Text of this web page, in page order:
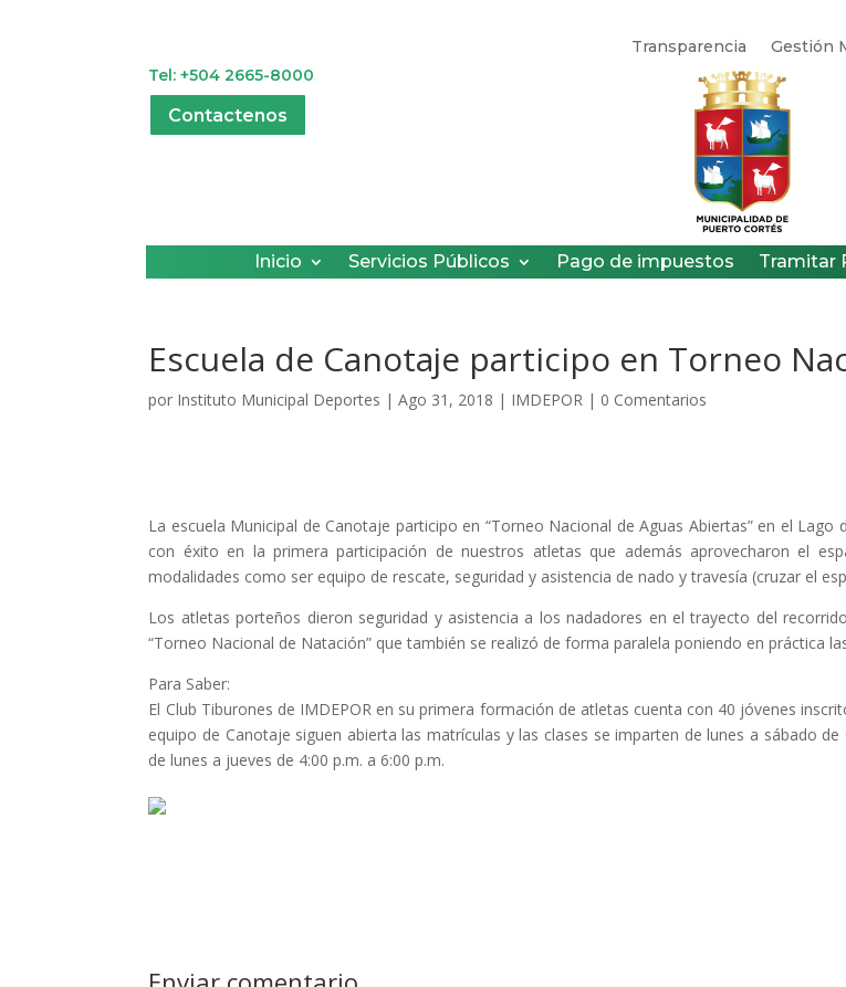
Transparencia Gestión
Tel: +504 2665-8000
Contactenos
Inicio Servicios Públicos Pago de impuestos Tramitar
Escuela de Canotaje participo en Torneo
por Instituto Municipal Deportes |Ago 31, 2018 | IMDEPOR | 0 Comentarios
La escuela Municipal de Canotaje participo en “Torneo Nacional de Aguas Abiertas” en el Lago
con éxito en la primera participación de nuestros atletas que además aprovecharon el
modalidades como ser equipo de rescate, seguridad y asistencia de nado y travesía (cruzar el
Los atletas porteños dieron seguridad y asistencia a los nadadores en el trayecto del
“Torneo Nacional de Natación” que también se realizó de forma paralela poniendo en práctica
Para Saber:
El Club Tiburones de IMDEPOR en su primera formación de atletas cuenta con 40 jóvenes
equipo de Canotaje siguen abierta las matrículas y las clases se imparten de lunes a sábado de
de lunes a jueves de 4:00 p.m. a 6:00 p.m.